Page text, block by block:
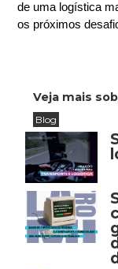
de uma logística
os próximos
Veja mais
Blog